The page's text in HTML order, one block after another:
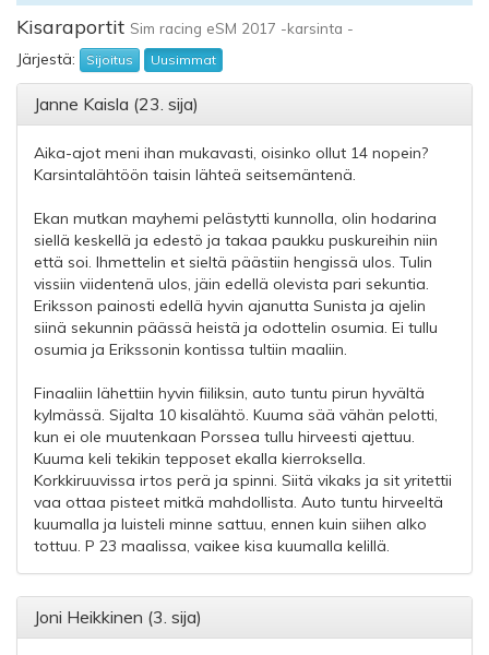
Kisaraportit Sim racing eSM 2017 -karsinta -
Järjestä: Sijoitus Uusimmat
Janne Kaisla (23. sija)
Aika-ajot meni ihan mukavasti, oisinko ollut 14 nopein?
Karsintalähtöön taisin lähteä seitsemäntenä.
Ekan mutkan mayhemi pelästytti kunnolla, olin hodarina
siellä keskellä ja edestö ja takaa paukku puskureihin niin
että soi. Ihmettelin et sieltä päästiin hengissä ulos. Tulin
vissiin viidentenä ulos, jäin edellä olevista pari sekuntia.
Eriksson painosti edellä hyvin ajanutta Sunista ja ajelin
siinä sekunnin päässä heistä ja odottelin osumia. Ei tullu
osumia ja Erikssonin kontissa tultiin maaliin.
Finaaliin lähettiin hyvin fiiliksin, auto tuntu pirun hyvältä
kylmässä. Sijalta 10 kisalähtö. Kuuma sää vähän pelotti,
kun ei ole muutenkaan Porssea tullu hirveesti ajettuu.
Kuuma keli tekikin tepposet ekalla kierroksella.
Korkkiruuvissa irtos perä ja spinni. Siitä vikaks ja sit yritettii
vaa ottaa pisteet mitkä mahdollista. Auto tuntu hirveeltä
kuumalla ja luisteli minne sattuu, ennen kuin siihen alko
tottuu. P 23 maalissa, vaikee kisa kuumalla kelillä.
Joni Heikkinen (3. sija)